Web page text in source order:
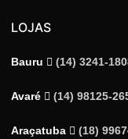
LOJAS
Bauru (14) 3241-
Avaré (14) 98125-
Araçatuba (18)